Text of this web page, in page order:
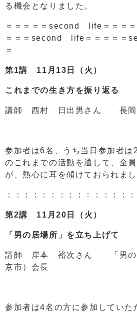
る機会となりました。
＝＝＝＝＝second life＝＝＝
＝＝＝second life＝＝＝＝＝
＝
第1講 11月13日（火）
これまでの生き方を振り返る
講師 西村 日出男さん 長岡
参加者は6名、うち当日参加者は
のこれまでの活動を通して、全
が、熱心に耳を傾けておら
：：：：：：：：：：：：：：
第2講 11月20日（火）
「男の居場所」を立ち上げて
講師 岸本 裕次さん 「男の
京市）会長
参加者は4名の方に参加してい